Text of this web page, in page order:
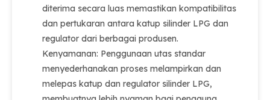
diterima secara luas memastikan kompatibilitas
dan pertukaran antara katup silinder LPG dan
regulator dari berbagai produsen.
Kenyamanan: Penggunaan utas standar
menyederhanakan proses melampirkan dan
melepas katup dan regulator silinder LPG,